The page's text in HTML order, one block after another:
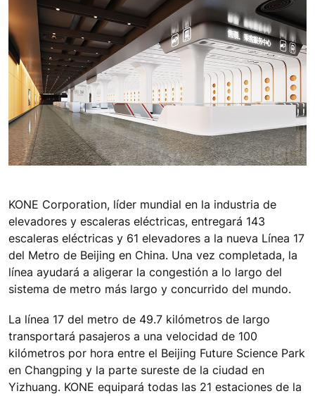
KONE Corporation, líder mundial en la industria de
elevadores y escaleras eléctricas, entregará 143
escaleras eléctricas y 61 elevadores a la nueva Línea 17
del Metro de Beijing en China. Una vez completada, la
línea ayudará a aligerar la congestión a lo largo del
sistema de metro más largo y concurrido del mundo.
La línea 17 del metro de 49.7 kilómetros de largo
transportará pasajeros a una velocidad de 100
kilómetros por hora entre el Beijing Future Science Park
en Changping y la parte sureste de la ciudad en
Yizhuang. KONE equipará todas las 21 estaciones de la